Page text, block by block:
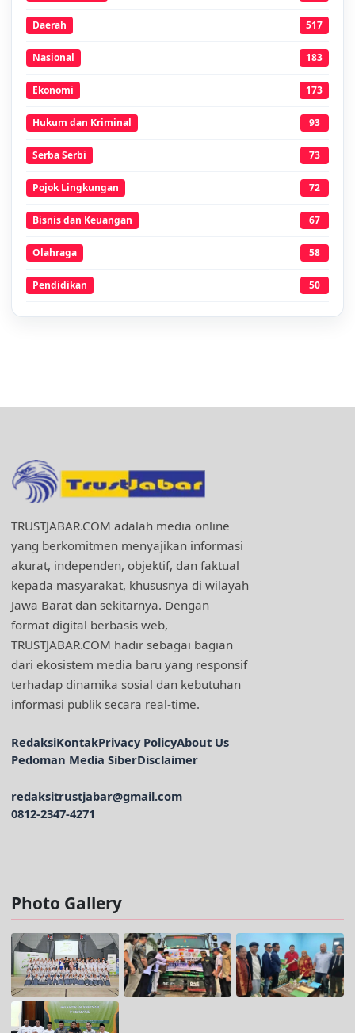
Daerah 517
Nasional 183
Ekonomi 173
Hukum dan Kriminal 93
Serba Serbi 73
Pojok Lingkungan 72
Bisnis dan Keuangan 67
Olahraga 58
Pendidikan 50
TRUSTJABAR.COM adalah media online
yang berkomitmen menyajikan informasi
akurat, independen, objektif, dan faktual
kepada masyarakat, khususnya di wilayah
Jawa Barat dan sekitarnya. Dengan
format digital berbasis web,
TRUSTJABAR.COM hadir sebagai bagian
dari ekosistem media baru yang responsif
terhadap dinamika sosial dan kebutuhan
informasi publik secara real-time.
RedaksiKontakPrivacy PolicyAbout Us
Pedoman Media SiberDisclaimer
redaksitrustjabar@gmail.com
0812-2347-4271
Photo Gallery